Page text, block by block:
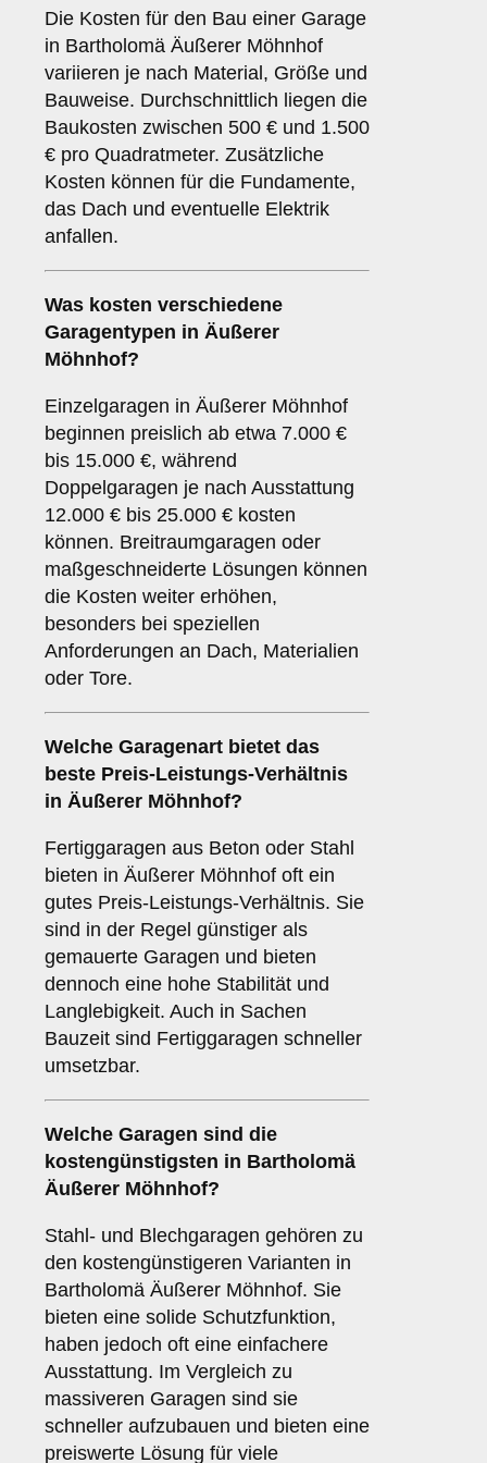
Die Kosten für den Bau einer Garage
in Bartholomä Äußerer Möhnhof
variieren je nach Material, Größe und
Bauweise. Durchschnittlich liegen die
Baukosten zwischen 500 € und 1.500
€ pro Quadratmeter. Zusätzliche
Kosten können für die Fundamente,
das Dach und eventuelle Elektrik
anfallen.
Was kosten verschiedene
Garagentypen in Äußerer
Möhnhof?
Einzelgaragen in Äußerer Möhnhof
beginnen preislich ab etwa 7.000 €
bis 15.000 €, während
Doppelgaragen je nach Ausstattung
12.000 € bis 25.000 € kosten
können. Breitraumgaragen oder
maßgeschneiderte Lösungen können
die Kosten weiter erhöhen,
besonders bei speziellen
Anforderungen an Dach, Materialien
oder Tore.
Welche Garagenart bietet das
beste Preis-Leistungs-Verhältnis
in Äußerer Möhnhof?
Fertiggaragen aus Beton oder Stahl
bieten in Äußerer Möhnhof oft ein
gutes Preis-Leistungs-Verhältnis. Sie
sind in der Regel günstiger als
gemauerte Garagen und bieten
dennoch eine hohe Stabilität und
Langlebigkeit. Auch in Sachen
Bauzeit sind Fertiggaragen schneller
umsetzbar.
Welche Garagen sind die
kostengünstigsten in Bartholomä
Äußerer Möhnhof?
Stahl- und Blechgaragen gehören zu
den kostengünstigeren Varianten in
Bartholomä Äußerer Möhnhof. Sie
bieten eine solide Schutzfunktion,
haben jedoch oft eine einfachere
Ausstattung. Im Vergleich zu
massiveren Garagen sind sie
schneller aufzubauen und bieten eine
preiswerte Lösung für viele